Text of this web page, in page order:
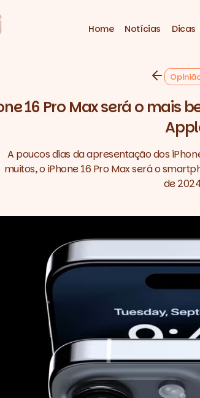
Home Notícias Dicas
16 Pro Max será o mais
A poucos dias da apresentação dos
muitos, o iPhone 16 Pro Max será o
de